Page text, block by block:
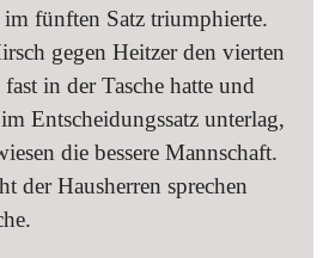
fünften Satz triumphierte.
gegen Heitzer den vierten
in der Tasche hatte und
Entscheidungssatz unterlag,
die bessere Mannschaft.
der Hausherren sprechen